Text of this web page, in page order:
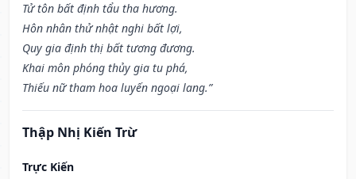
Tử tôn bất định tẩu tha hương.
Hôn nhân thử nhật nghi bất lợi,
Quy gia định thị bất tương đương.
Khai môn phóng thủy gia tu phá,
Thiếu nữ tham hoa luyến ngoại lang.”
Thập Nhị Kiến Trừ
Trực Kiến